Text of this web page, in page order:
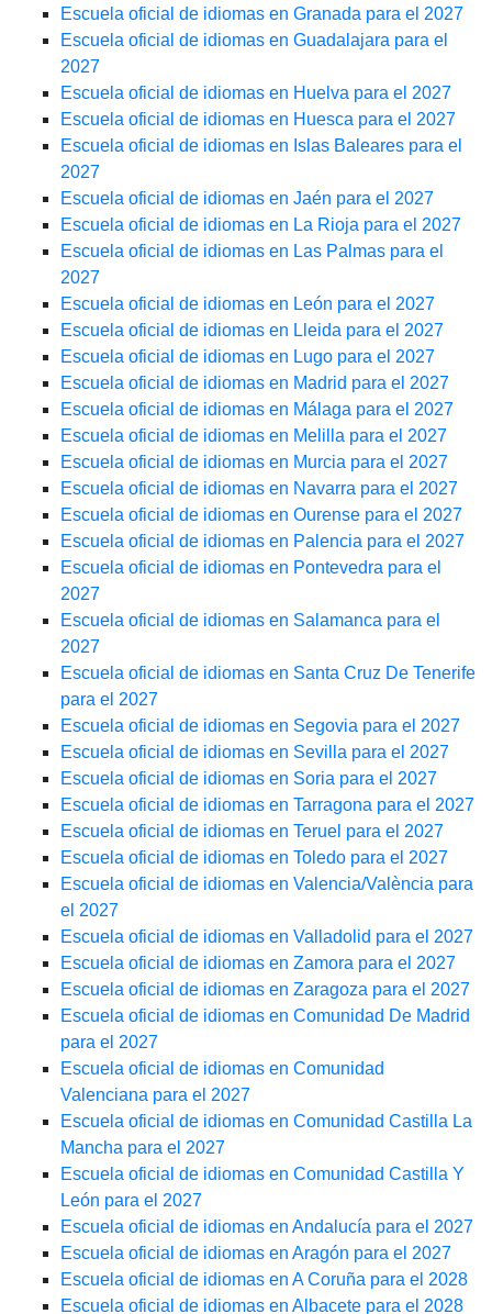
Escuela oficial de idiomas en Granada para el 2027
Escuela oficial de idiomas en Guadalajara para el
2027
Escuela oficial de idiomas en Huelva para el 2027
Escuela oficial de idiomas en Huesca para el 2027
Escuela oficial de idiomas en Islas Baleares para el
2027
Escuela oficial de idiomas en Jaén para el 2027
Escuela oficial de idiomas en La Rioja para el 2027
Escuela oficial de idiomas en Las Palmas para el
2027
Escuela oficial de idiomas en León para el 2027
Escuela oficial de idiomas en Lleida para el 2027
Escuela oficial de idiomas en Lugo para el 2027
Escuela oficial de idiomas en Madrid para el 2027
Escuela oficial de idiomas en Málaga para el 2027
Escuela oficial de idiomas en Melilla para el 2027
Escuela oficial de idiomas en Murcia para el 2027
Escuela oficial de idiomas en Navarra para el 2027
Escuela oficial de idiomas en Ourense para el 2027
Escuela oficial de idiomas en Palencia para el 2027
Escuela oficial de idiomas en Pontevedra para el
2027
Escuela oficial de idiomas en Salamanca para el
2027
Escuela oficial de idiomas en Santa Cruz De Tenerife
para el 2027
Escuela oficial de idiomas en Segovia para el 2027
Escuela oficial de idiomas en Sevilla para el 2027
Escuela oficial de idiomas en Soria para el 2027
Escuela oficial de idiomas en Tarragona para el 2027
Escuela oficial de idiomas en Teruel para el 2027
Escuela oficial de idiomas en Toledo para el 2027
Escuela oficial de idiomas en Valencia/València para
el 2027
Escuela oficial de idiomas en Valladolid para el 2027
Escuela oficial de idiomas en Zamora para el 2027
Escuela oficial de idiomas en Zaragoza para el 2027
Escuela oficial de idiomas en Comunidad De Madrid
para el 2027
Escuela oficial de idiomas en Comunidad
Valenciana para el 2027
Escuela oficial de idiomas en Comunidad Castilla La
Mancha para el 2027
Escuela oficial de idiomas en Comunidad Castilla Y
León para el 2027
Escuela oficial de idiomas en Andalucía para el 2027
Escuela oficial de idiomas en Aragón para el 2027
Escuela oficial de idiomas en A Coruña para el 2028
Escuela oficial de idiomas en Albacete para el 2028